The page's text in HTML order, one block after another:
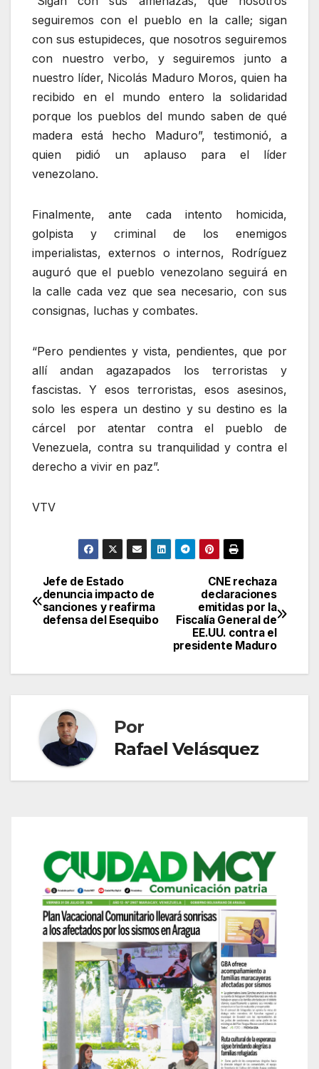
seguiremos con el pueblo en la calle; sigan
con sus estupideces, que nosotros seguiremos
con nuestro verbo, y seguiremos junto a
nuestro líder, Nicolás Maduro Moros, quien ha
recibido en el mundo entero la solidaridad
porque los pueblos del mundo saben de qué
madera está hecho Maduro”, testimonió, a
quien pidió un aplauso para el líder
venezolano.
Finalmente, ante cada intento homicida,
golpista y criminal de los enemigos
imperialistas, externos o internos, Rodríguez
auguró que el pueblo venezolano seguirá en
la calle cada vez que sea necesario, con sus
consignas, luchas y combates.
“Pero pendientes y vista, pendientes, que por
allí andan agazapados los terroristas y
fascistas. Y esos terroristas, esos asesinos,
solo les espera un destino y su destino es la
cárcel por atentar contra el pueblo de
Venezuela, contra su tranquilidad y contra el
derecho a vivir en paz”.
VTV
Navegación
de
CNE rechaza
declaraciones
emitidas por la
Fiscalía General de
EE.UU. contra el
presidente Maduro
Jefe de Estado
denuncia impacto de
sanciones y reafirma
defensa del Esequibo
Por
Rafael Velásquez